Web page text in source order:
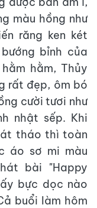
màu hồng như
răng ken két
bỉnh của
hằm, Thủy
rất đẹp, ôm bó
cười tươi như
nhật sếp. Khi
tháo thì toàn
áo sơ mi màu
bài "Happy
bực dọc nào
buổi làm hôm